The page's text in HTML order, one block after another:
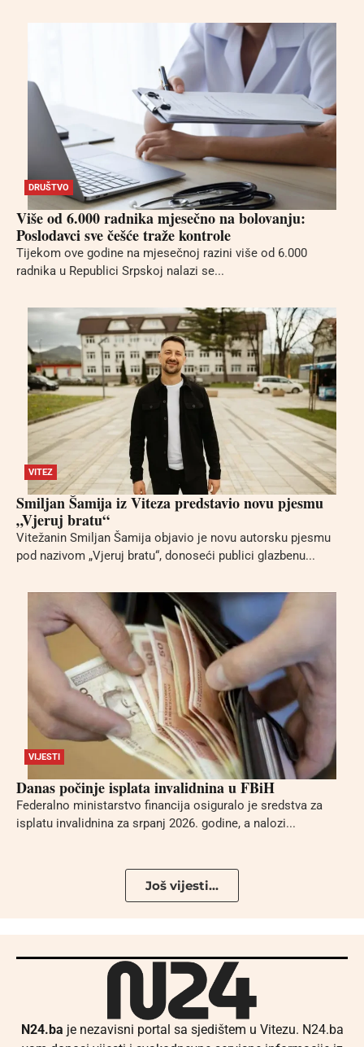
DRUŠTVO
Više od 6.000 radnika mjesečno na bolovanju:
Poslodavci sve češće traže kontrole
Tijekom ove godine na mjesečnoj razini više od 6.000
radnika u Republici Srpskoj nalazi se...
VITEZ
Smiljan Šamija iz Viteza predstavio novu pjesmu
„Vjeruj bratu“
Vitežanin Smiljan Šamija objavio je novu autorsku pjesmu
pod nazivom „Vjeruj bratu“, donoseći publici glazbenu...
VIJESTI
Danas počinje isplata invalidnina u FBiH
Federalno ministarstvo financija osiguralo je sredstva za
isplatu invalidnina za srpanj 2026. godine, a nalozi...
Još vijesti...
N24.ba je nezavisni portal sa sjedištem u Vitezu. N24.ba